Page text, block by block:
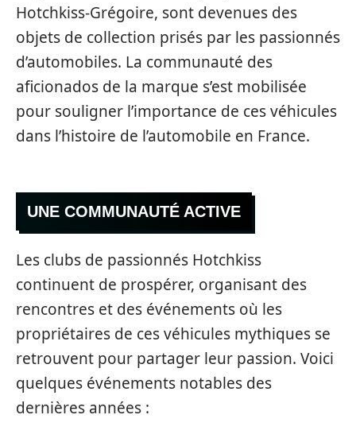
Hotchkiss-Grégoire, sont devenues des
objets de collection prisés par les passionnés
d’automobiles. La communauté des
aficionados de la marque s’est mobilisée
pour souligner l’importance de ces véhicules
dans l’histoire de l’automobile en France.
UNE COMMUNAUTÉ ACTIVE
Les clubs de passionnés Hotchkiss
continuent de prospérer, organisant des
rencontres et des événements où les
propriétaires de ces véhicules mythiques se
retrouvent pour partager leur passion. Voici
quelques événements notables des
dernières années :